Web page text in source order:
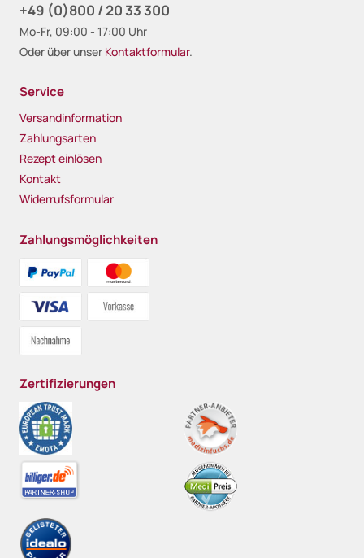
+49 (0)800 / 20 33 300
Mo-Fr, 09:00 - 17:00 Uhr
Oder über unser Kontaktformular.
Service
Versandinformation
Zahlungsarten
Rezept einlösen
Kontakt
Widerrufsformular
Zahlungsmöglichkeiten
Zertifizierungen